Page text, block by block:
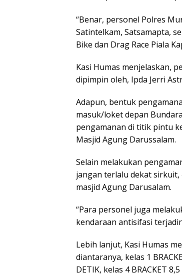
“Benar, personel Polres
Satintelkam, Satsamapta,
Bike dan Drag Race Piala
Kasi Humas menjelaskan,
dipimpin oleh, Ipda Jerri
Adapun, bentuk
masuk/loket depan
pengamanan di titik pintu
Masjid Agung Darussalam.
Selain melakukan
jangan terlalu dekat
masjid Agung Darusalam.
“Para personel juga
kendaraan antisifasi
Lebih lanjut, Kasi Humas
diantaranya, kelas 1
DETIK, kelas 4 BRACKET